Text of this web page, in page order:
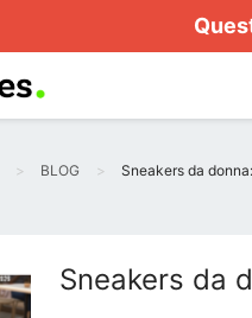
BLOG Sneakers da
Sneakers da